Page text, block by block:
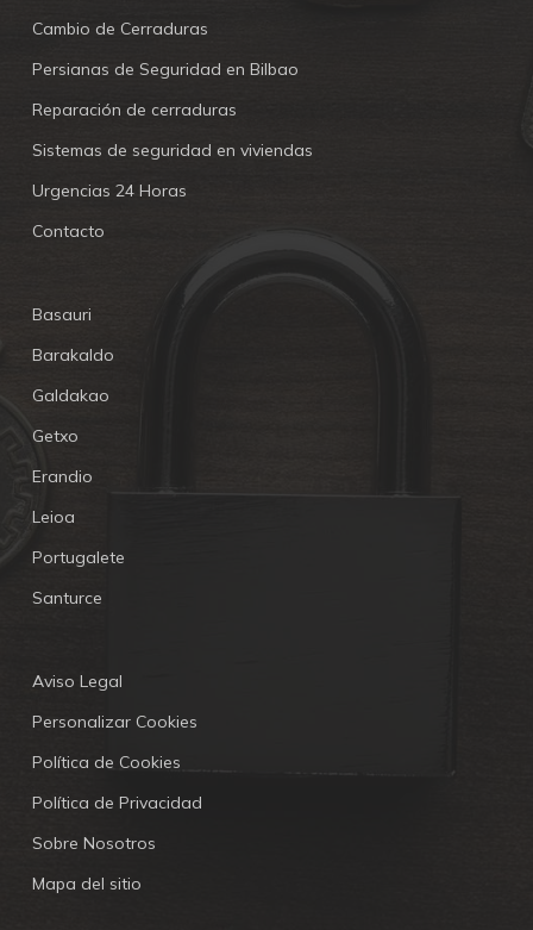
Cambio de Cerraduras
Persianas de Seguridad en Bilbao
Reparación de cerraduras
Sistemas de seguridad en viviendas
Urgencias 24 Horas
Contacto
Basauri
Barakaldo
Galdakao
Getxo
Erandio
Leioa
Portugalete
Santurce
Aviso Legal
Personalizar Cookies
Política de Cookies
Política de Privacidad
Sobre Nosotros
Mapa del sitio